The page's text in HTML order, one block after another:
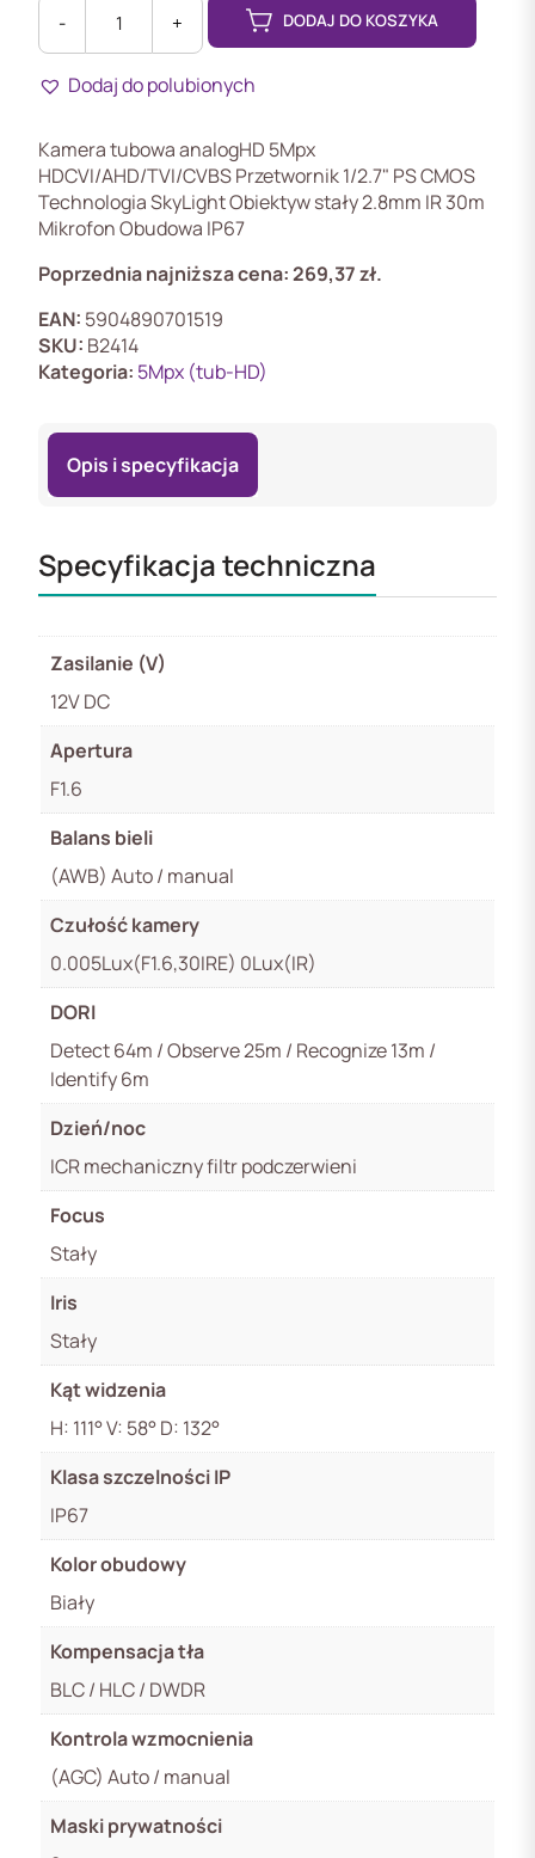
-
BCS-
TA15FSR3(2)
+ DODAJ DO KOSZYKA
Dodaj do polubionych
Kamera tubowa analogHD 5Mpx
HDCVI/AHD/TVI/CVBS Przetwornik 1/2.7" PS CMOS
Technologia SkyLight Obiektyw stały 2.8mm IR 30m
Mikrofon Obudowa IP67
Poprzednia najniższa cena:269,37zł.
EAN: 5904890701519
SKU: B2414
Kategoria: 5Mpx (tub-HD)
Opis i specyfikacja
Specyfikacja techniczna
Zasilanie (V)
12V DC
Apertura
F1.6
Balans bieli
(AWB) Auto / manual
Czułość kamery
0.005Lux(F1.6,30IRE) 0Lux(IR)
DORI
Detect 64m / Observe 25m / Recognize 13m /
Identify 6m
Dzień/noc
ICR mechaniczny filtr podczerwieni
Focus
Stały
Iris
Stały
Kąt widzenia
H: 111° V: 58° D: 132°
Klasa szczelności IP
IP67
Kolor obudowy
Biały
Kompensacja tła
BLC / HLC / DWDR
Kontrola wzmocnienia
(AGC) Auto / manual
Maski prywatności